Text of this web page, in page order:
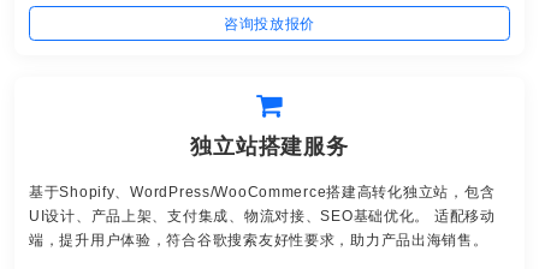
咨询投放报价
独立站搭建服务
基于Shopify、WordPress/WooCommerce搭建高转化独立站，包含
UI设计、产品上架、支付集成、物流对接、SEO基础优化。 适配移动
端，提升用户体验，符合谷歌搜索友好性要求，助力产品出海销售。